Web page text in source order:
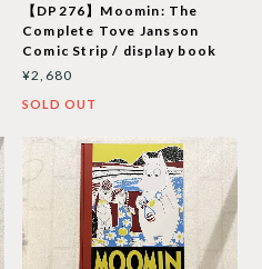
【DP276】Moomin: The
Complete Tove Jansson
Comic Strip / display book
¥2,680
SOLD OUT